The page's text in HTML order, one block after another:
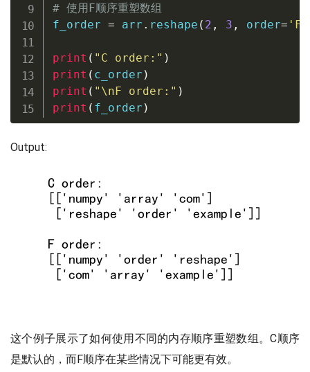
# 使用F顺序重塑数组
f_order = arr . reshape ( 2 , 3 , order= 'F'
print ( "C order:" )
print ( c_order )
print ( "\nF order:" )
print ( f_order )
Output:
这个例子展示了如何使用不同的内存顺序重塑数组。C顺序
是默认的，而F顺序在某些情况下可能更有效。